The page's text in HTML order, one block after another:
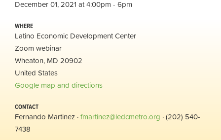
December 01, 2021 at 4:00pm - 6pm
WHERE
Latino Economic Development Center
Zoom webinar
Wheaton, MD 20902
United States
Google map and directions
CONTACT
Fernando Martinez ·fmartinez@ledcmetro.org · (202) 540-
7438